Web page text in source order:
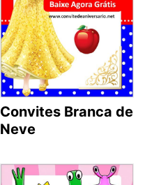
Convites Branca de
Neve